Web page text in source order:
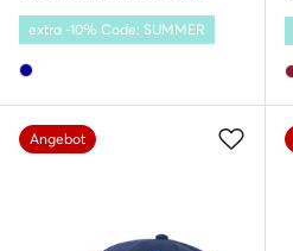
extra -10% Code: SUMMER
Angebot